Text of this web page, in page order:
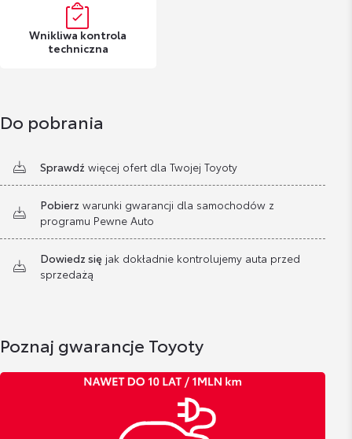
Wnikliwa kontrola
techniczna
Do pobrania
Sprawdź więcej ofert dla Twojej Toyoty
Pobierz warunki gwarancji dla samochodów z
programu Pewne Auto
Dowiedz sięjak dokładnie kontrolujemy auta przed
sprzedażą
Poznaj gwarancje Toyoty